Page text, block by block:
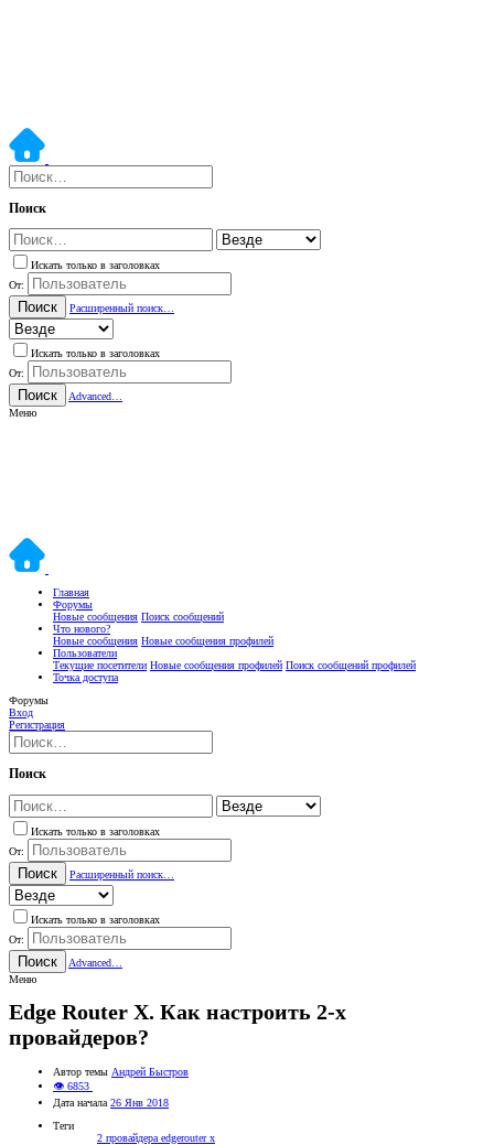
Поиск
Искать только в заголовках
От:
Поиск Расширенный поиск…
Искать только в заголовках
От:
Поиск
Advanced…
Меню
Главная
Форумы
Новые сообщения Поиск сообщений
Что нового?
Новые сообщения Новые сообщения профилей
Пользователи
Текущие посетители Новые сообщения профилей Поиск сообщений профилей
Точка доступа
Форумы
Вход
Регистрация
Поиск
Искать только в заголовках
От:
Поиск Расширенный поиск…
Искать только в заголовках
От:
Поиск
Advanced…
Меню
Edge Router X. Как настроить 2-х
провайдеров?
Автор темы Андрей Быстров
👁 6853
Дата начала 26 Янв 2018
Теги
2 провайдера edgerouter x